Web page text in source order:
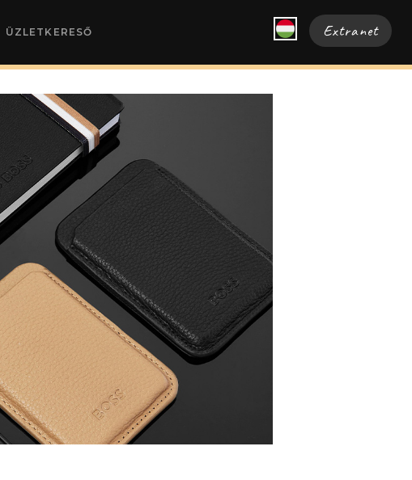
ÜZLETKERESŐ Extranet